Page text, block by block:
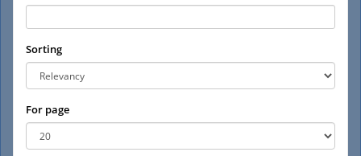
Sorting
For page